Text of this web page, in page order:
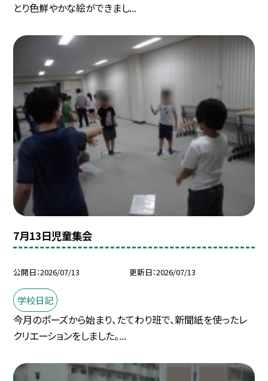
とり色鮮やかな絵ができまし...
7月13日児童集会
公開日 2026/07/13 更新日 2026/07/13
学校日記
今月のポーズから始まり、たてわり班で、新聞紙を使ったレ
クリエーションをしました。...